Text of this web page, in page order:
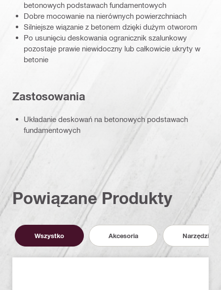
betonowych podstawach fundamentowych
Dobre mocowanie na nierównych powierzchniach
Silniejsze wiązanie z betonem dzięki dużym otworom
Po usunięciu deskowania ogranicznik szalunkowy
pozostaje prawie niewidoczny lub całkowicie ukryty w
betonie
Zastosowania
Układanie deskowań na betonowych podstawach
fundamentowych
Powiązane Produkty
Wszystko Akcesoria Narzędzia